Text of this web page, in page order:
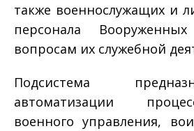
также военнослужащих и
персонала
вопросам их служебной
Подсистема
автоматизации
военного управления,